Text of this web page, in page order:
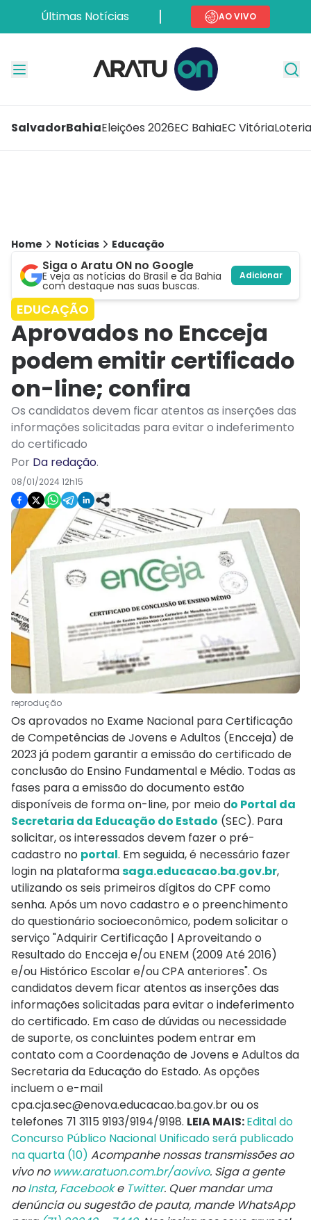
Últimas Notícias AO VIVO
SalvadorBahiaEleições 2026EC BahiaEC Vitória
Home Notícias Educação
Siga o Aratu ON no Google
E veja as notícias do Brasil e da Bahia
com destaque nas suas buscas.
Adicionar
EDUCAÇÃO
Aprovados no Encceja
podem emitir certificado
on-line; confira
Os candidatos devem ficar atentos as inserções das
informações solicitadas para evitar o indeferimento
do certificado
Por Da redação.
08/01/2024 12h15
reprodução
Os aprovados no Exame Nacional para Certificação
de Competências de Jovens e Adultos (Encceja) de
2023 já podem garantir a emissão do certificado de
conclusão do Ensino Fundamental e Médio. Todas as
fases para a emissão do documento estão
disponíveis de forma on-line, por meio do Portal da
Secretaria da Educação do Estado (SEC). Para
solicitar, os interessados devem fazer o pré-
cadastro no portal. Em seguida, é necessário fazer
login na plataformasaga.educacao.ba.gov.br,
utilizando os seis primeiros dígitos do CPF como
senha. Após um novo cadastro e o preenchimento
do questionário socioeconômico, podem solicitar o
serviço "Adquirir Certificação | Aproveitando o
Resultado do Encceja e/ou ENEM (2009 Até 2016)
e/ou Histórico Escolar e/ou CPA anteriores". Os
candidatos devem ficar atentos as inserções das
informações solicitadas para evitar o indeferimento
do certificado. Em caso de dúvidas ou necessidade
de suporte, os concluintes podem entrar em
contato com a Coordenação de Jovens e Adultos da
Secretaria da Educação do Estado. As opções
incluem o e-mail
cpa.cja.sec@enova.educacao.ba.gov.brou os
telefones 71 3115 9193/9194/9198. LEIA MAIS:Edital do
Concurso Público Nacional Unificado será publicado
na quarta (10) Acompanhe nossas transmissões ao
vivo no www.aratuon.com.br/aovivo. Siga a gente
noInsta, Facebooke Twitter. Quer mandar uma
denúncia ou sugestão de pauta, mande WhatsApp